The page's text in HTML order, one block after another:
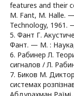
features and their
М. Fant, M. Halle.
Technology, 1961.
5. Фант Г.
Фант. — М. :
6. Рабинер Л.
сигналов / Л.
7. Биков М.
системах